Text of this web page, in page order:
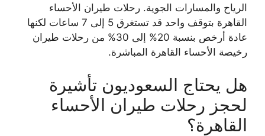
الرياح والمسارات الجوية. رحلات طيران الأحساء
القاهرة بتوقف واحد قد تستغرق 5 إلى 7 ساعات لكنها
عادة أرخص بنسبة 20% إلى 30% من رحلات طيران
رخيصة الأحساء القاهرة المباشرة.
هل يحتاج السعوديون تأشيرة
لحجز رحلات طيران الأحساء
القاهرة؟